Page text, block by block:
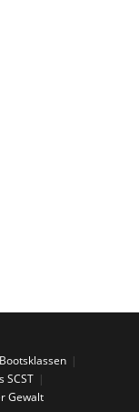
SCST
Gewalt